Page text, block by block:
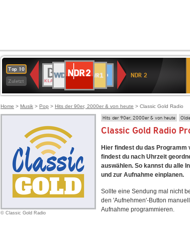
Top 10
Zuletzt
Deutschlandfunk
80er
90er
OLDIE
ANTENNE
SWR3
WDR
4
Deutschlandfunk
Kultur
ANTENNE
BAYERN
BR-
KLASSIK
2
2
Baden-
Württemberg
NDR 2
Home > Musik > Pop > Hits der 90er, 2000er & von heute > Classic Gold Radio
© Classic Gold Radio
Hits der 90er, 2000er & von heute
Classic Gold Radio
Hier findest du das Programm
findest du nach Uhrzeit
auswählen. So kannst du alle
und zur Aufnahme einplanen.
Sollte eine Sendung mal nicht
den 'Aufnehmen'-Button
Aufnahme programmieren.